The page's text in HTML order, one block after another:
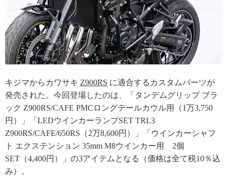
キジマからカワサキ Z900RS に適合するカスタムパーツが
発売された。今回登場したのは、「タンデムグリップ ブラ
ック Z900RS/CAFE PMCロングテールカウル用（1万3,750
円）」「LEDウインカーランプSET TRL3
Z900RS/CAFE/650RS（2万8,600円）」「ウインカーシャフ
ト エクステンション 35mm M8ウインカー用 2個
SET（4,400円）」の3アイテムとなる（価格は全て税10％込
み）。